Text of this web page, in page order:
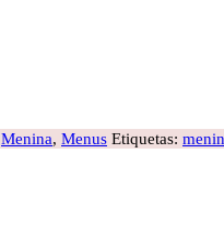
Menina, Menus Etiquetas: